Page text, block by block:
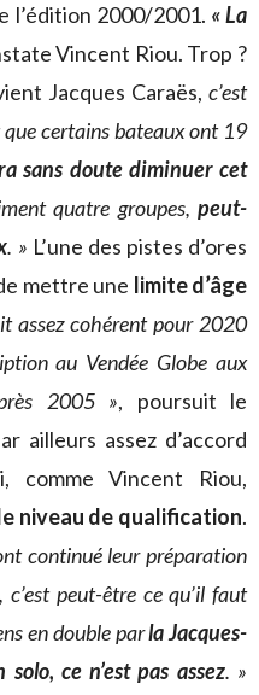
l’édition 2000/2001. « La
Vincent Riou. Trop ?
Jacques Caraës,c’est
certains bateaux ont 19
sans doute diminuer cet
quatre groupes, peut-
. » L’une des pistes d’ores
mettre une limite d’âge
assez cohérent pour 2020
au Vendée Globe aux
2005 », poursuit le
ailleurs assez d’accord
comme Vincent Riou,
niveau de qualification.
continué leur préparation
peut-être ce qu’il faut
en double parla Jacques-
ce n’est pas assez. »